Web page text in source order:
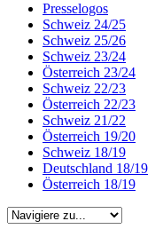
Presselogos
Schweiz 24/25
Schweiz 25/26
Schweiz 23/24
Österreich 23/24
Schweiz 22/23
Österreich 22/23
Schweiz 21/22
Österreich 19/20
Schweiz 18/19
Deutschland 18/19
Österreich 18/19